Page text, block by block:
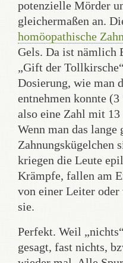
potenzielle Mörder
gleichermaßen an.
homöopathische
Gels. Da ist nämlich
„Gift der
Dosierung, wie man
entnehmen konnte
also eine Zahl mit
Wenn man das
Zahnungskügelchen
kriegen die Leute
Krämpfe, fallen am
von einer Leiter
sie.
Perfekt. Weil
gesagt, fast nichts,